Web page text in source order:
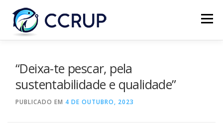
Menu
“Deixa-te pescar, pela
sustentabilidade e qualidade”
PUBLICADO EM 4 DE OUTUBRO, 2023